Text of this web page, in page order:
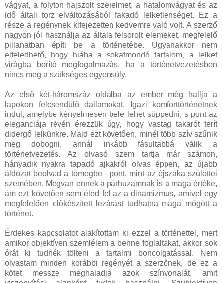
vágyat, a folyton hajszolt szerelmet, a hatalomvágyat és az
idő általi torz elváltozásából fakadó lelketlenséget. Ez a
része a regénynek kifejezetten kedvemre való volt. A szerző
nagyon jól használja az általa felsorolt elemeket, megfelelő
pillanatban építi be a történetébe. Ugyanakkor nem
elfeledhető, hogy hiába a sokatmondó tartalom, a lelket
virágba borító megfogalmazás, ha a történetvezetésben
nincs meg a szükséges egyensúly.
Az első két-háromszáz oldalba az ember még hallja a
lapokon felcsendülő dallamokat. Igazi komforttörténetnek
indul, amelybe kényelmesen bele lehet süppedni, s pont az
eleganciája révén érezzük úgy, hogy vastag takarót terít
didergő lelkünkre. Majd ezt követően, minél több szív szűnik
meg dobogni, annál inkább fásultabbá válik a
történetvezetés. Az olvasó szem tartja már számon,
hányadik nyakra tapadó ajkakról olvas éppen, az újabb
áldozat beolvad a tömegbe - pont, mint az éjszaka szülöttei
szemében. Megvan ennek a párhuzamnak is a maga értéke,
ám ezt követően sem éled fel az a dinamizmus, amivel egy
megfelelően előkészített lezárást tudhatna maga mögött a
történet.
Érdekes kapcsolatot alakítottam ki ezzel a történettel, mert
amikor objektíven szemlélem a benne foglaltakat, akkor sok
órát ki tudnék tölteni a tartalmi boncolgatással. Nem
olvastam minden korábbi regényét a szerzőnek, de ez a
kötet messze meghaladja azok színvonalát, amit